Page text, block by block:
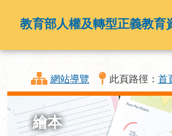
教育部人權及轉型正義教育
網站導覽 此頁路徑： 首
繪本